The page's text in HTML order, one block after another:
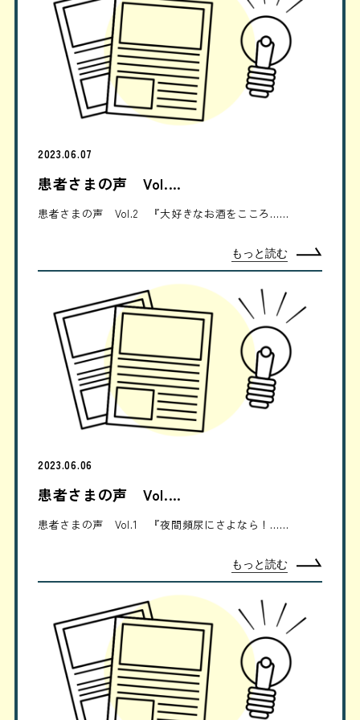
2023.06.07
患者さまの声 Vol.…
患者さまの声 Vol.2 『大好きなお酒をこころ……
もっと読む
2023.06.06
患者さまの声 Vol.…
患者さまの声 Vol.1 『夜間頻尿にさよなら！……
もっと読む